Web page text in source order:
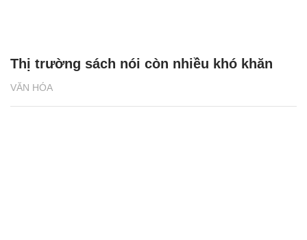
VĂN HÓA
Thị trường sách nói còn nhiều khó khăn